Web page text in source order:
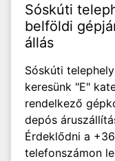
Sóskúti
belföldi
állás
Sóskúti
keresünk "E"
rendelkező
depós
Érdeklődni a
telefonszámon